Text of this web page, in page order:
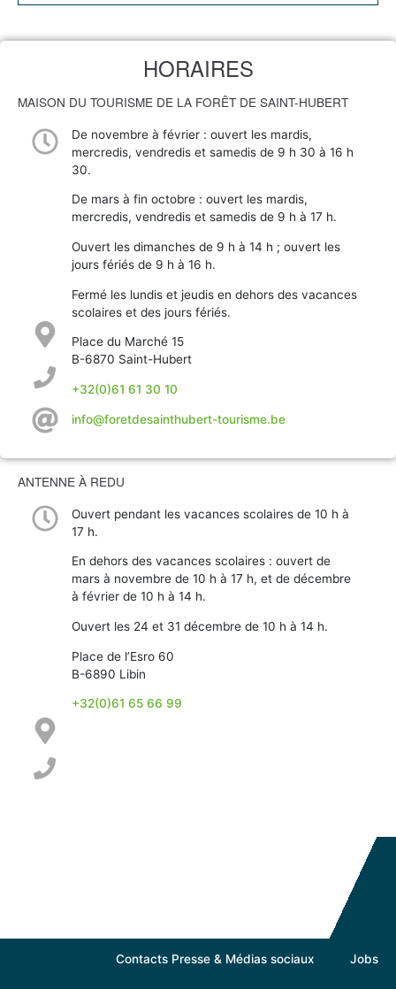
HORAIRES
MAISON DU TOURISME DE LA FORÊT DE SAINT-HUBERT
De novembre à février : ouvert les mardis,
mercredis, vendredis et samedis de 9 h 30 à 16 h
30.
De mars à fin octobre : ouvert les mardis,
mercredis, vendredis et samedis de 9 h à 17 h.
Ouvert les dimanches de 9 h à 14 h ; ouvert les
jours fériés de 9 h à 16 h.
Fermé les lundis et jeudis en dehors des vacances
scolaires et des jours fériés.
Place du Marché 15
B-6870 Saint-Hubert
+32(0)61 61 30 10
info@foretdesainthubert-tourisme.be
ANTENNE À REDU
Ouvert pendant les vacances scolaires de 10 h à
17 h.
En dehors des vacances scolaires : ouvert de
mars à novembre de 10 h à 17 h, et de décembre
à février de 10 h à 14 h.
Ouvert les 24 et 31 décembre de 10 h à 14 h.
Place de l’Esro 60
B-6890 Libin
+32(0)61 65 66 99
Contacts Presse & Médias sociaux Jobs